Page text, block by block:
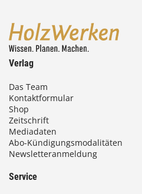
Verlag
Das Team
Kontaktformular
Shop
Zeitschrift
Mediadaten
Abo-Kündigungsmodalitäten
Newsletteranmeldung
Service